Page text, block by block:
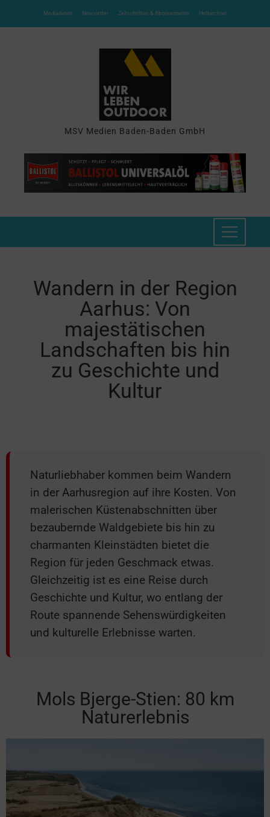
Mediadaten Newsletter Zeitschriften & Abonnements Heftarchive
MSV Medien Baden-Baden GmbH
Wandern in der Region
Aarhus: Von
majestätischen
Landschaften bis hin
zu Geschichte und
Kultur
Naturliebhaber kommen beim Wandern
in der Aarhusregion auf ihre Kosten. Von
malerischen Küstenabschnitten über
bezaubernde Waldgebiete bis hin zu
charmanten Kleinstädten bietet die
Region für jeden Geschmack etwas.
Gleichzeitig ist es eine Reise durch
Geschichte und Kultur, wo entlang der
Route spannende Sehenswürdigkeiten
und kulturelle Erlebnisse warten.
Mols Bjerge-Stien: 80 km
Naturerlebnis